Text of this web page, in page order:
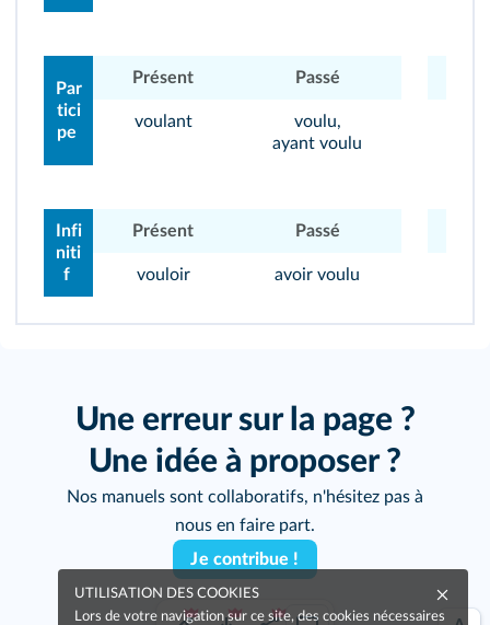
Par
tici
pe
Présent Passé
voulant
voulu,
ayant voulu
Infi
niti
f
Présent Passé
vouloir avoir voulu
Une erreur sur la page ?
Une idée à proposer ?
Nos manuels sont collaboratifs, n'hésitez pas à
nous en faire part.
Je contribue !
UTILISATION DES COOKIES
Lors de votre navigation sur ce site, des cookies nécessaires